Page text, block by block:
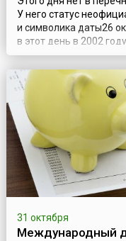
У него статус
и символика даты26
в этот день в 2002
№ 127-ФЗ «О
принятия этого
стране было
закон неоднокра...
31 октября
Международный